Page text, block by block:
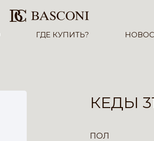
ГДЕ КУПИТЬ?
КЕДЫ
ПОЛ